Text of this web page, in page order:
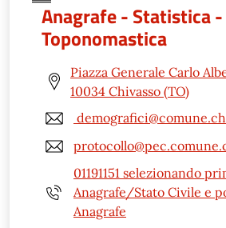
Anagrafe - Statistica -
Toponomastica
Piazza Generale Carlo
10034 Chivasso (TO)
01191151 selezionando
Anagrafe/Stato Civile e
Anagrafe